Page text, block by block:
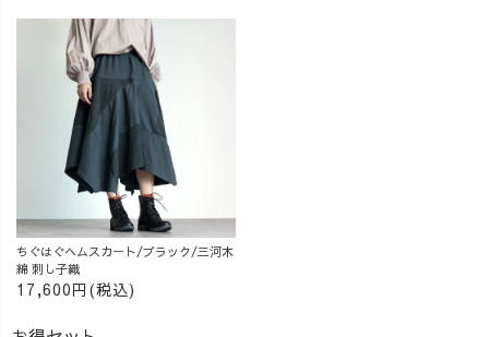
ちぐはぐヘムスカート/ブラック/三河木
綿 刺し子織
17,600円(税込)